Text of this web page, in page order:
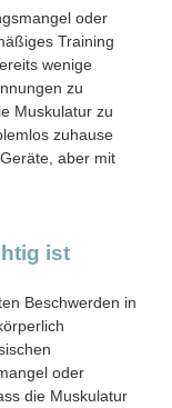
oder
Training
wenige
zu
Muskulatur zu
zuhause
aber mit
ist
Beschwerden in
oder
die Muskulatur